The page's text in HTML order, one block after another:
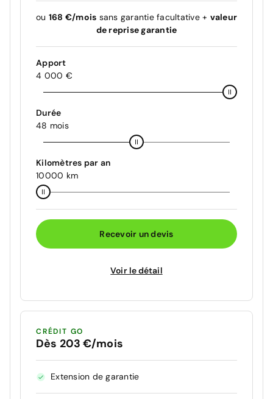
ou 168 €/mois sans garantie facultative + valeur
de reprise garantie
Apport
4 000 €
Durée
48 mois
Kilomètres par an
10000 km
Recevoir un devis
Voir le détail
CRÉDIT GO
Dès 203 €/mois
Extension de garantie